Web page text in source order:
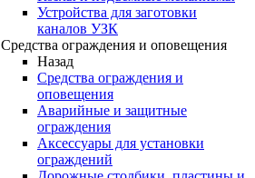
Устройства для заготовки
каналов УЗК
Средства ограждения и оповещения
Назад
Средства ограждения и
оповещения
Аварийные и защитные
ограждения
Аксессуары для установки
ограждений